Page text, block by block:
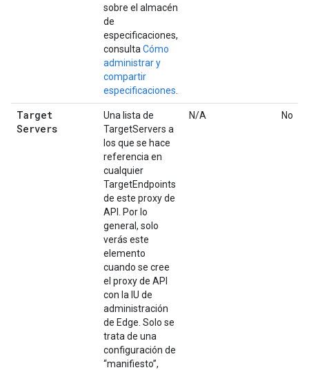
sobre el almacén
de
especificaciones,
consulta Cómo
administrar y
compartir
especificaciones
Target
Servers
Una lista de
TargetServers a
los que se hace
referencia en
cualquier
TargetEndpoints
de este proxy de
API. Por lo
general, solo
verás este
elemento
cuando se cree
el proxy de API
con la IU de
administración
de Edge. Solo se
trata de una
configuración de
“manifiesto”,
N/A No